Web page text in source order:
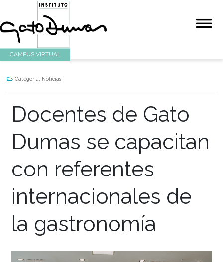
Categoría:Noticias
Docentes de Gato
Dumas se
con referentes
internacionales